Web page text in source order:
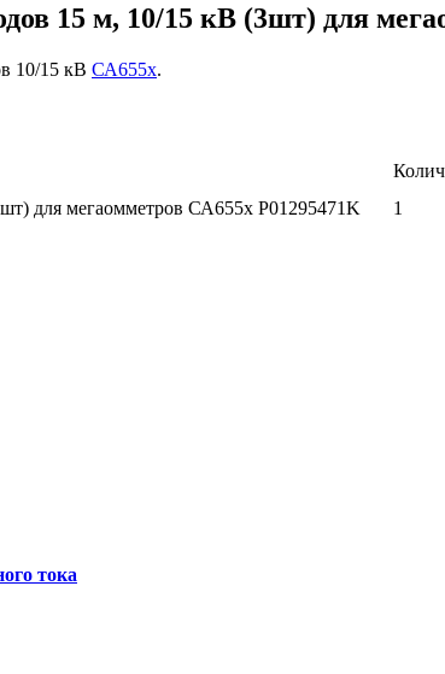
15 м, 10/15 кВ (3шт) для
10/15 кВ СА655х.
для мегаомметров СА655х P01295471K 1
тока